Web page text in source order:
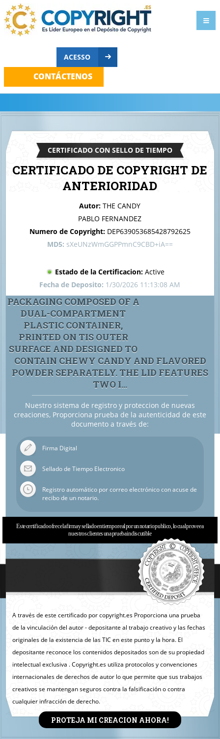
ACESSO
CONTÁCTENOS
CERTIFICADO CON SELLO DE TIEMPO
CERTIFICADO DE COPYRIGHT DE
ANTERIORIDAD
Dual Dip
Autor: THE CANDY
PABLO FERNANDEZ
Numero de Copyright: DEP639053685428792625
MD5: sXeUNzWmGGPPmnC9CBD+iA==
Estado de la Certificacion: Active
Fecha de Deposito: 1/30/2026 11:13:08 AM
PACKAGING COMPOSED OF A
DUAL-COMPARTMENT
PLASTIC CONTAINER,
PRINTED ON TIS OUTER
SURFACE AND DESIGNED TO
CONTAIN CHEWY CANDY AND FLAVORED
POWDER SEPARATELY. THE LID FEATURES
TWO I...
Nuestro sistema de registro y proteccion de nuevas
creaciones, Proporciona prueba de la autenticidad de este
documento a través de:
Firma Digital
Sellado de Tiempo Electronico
Registro automático por correo electrónico con acuse de
recibo de un notario.
Este certificado ofrece la firma y sellado en tiempo real por un notario publico, lo cual provee a
nuestros clientes una prueba indiscutible
A través de este certificado por copyright.es Proporciona una prueba
de la vinculación del autor - depositante al trabajo creativo y las fechas
originales de la existencia de las TIC en este punto y la hora. El
depositante reconoce los contenidos depositados son de su propiedad
intelectual exclusiva . Copyright.es utiliza protocolos y convenciones
internacionales de derechos de autor lo que permite que sus trabajos
creativos se mantengan seguros contra la falsificación o contra
cualquier infracción de derecho.
PROTEJA MI CREACION AHORA!